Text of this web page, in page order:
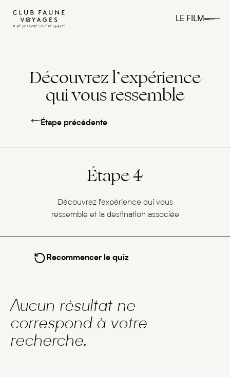
LE FILM
Découvrez l’expérience
qui vous ressemble
Étape précédente
Étape 4
Découvrez l’expérience qui vous
ressemble et la destination associée
Recommencer le quiz
Aucun résultat ne
correspond à votre
recherche.